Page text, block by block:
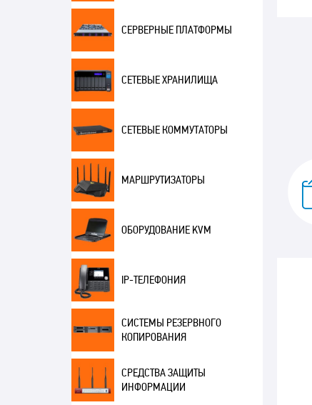
СЕРВЕРНЫЕ ПЛАТФОРМЫ
СЕТЕВЫЕ ХРАНИЛИЩА
СЕТЕВЫЕ КОММУТАТОРЫ
МАРШРУТИЗАТОРЫ
ОБОРУДОВАНИЕ KVM
IP-ТЕЛЕФОНИЯ
СИСТЕМЫ РЕЗЕРВНОГО
КОПИРОВАНИЯ
СРЕДСТВА ЗАЩИТЫ
ИНФОРМАЦИИ